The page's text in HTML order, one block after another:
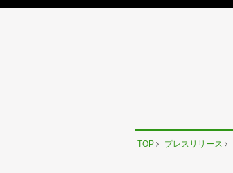
TOP プレスリリース